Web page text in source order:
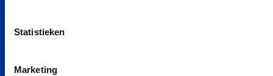
Statistieken
Marketing